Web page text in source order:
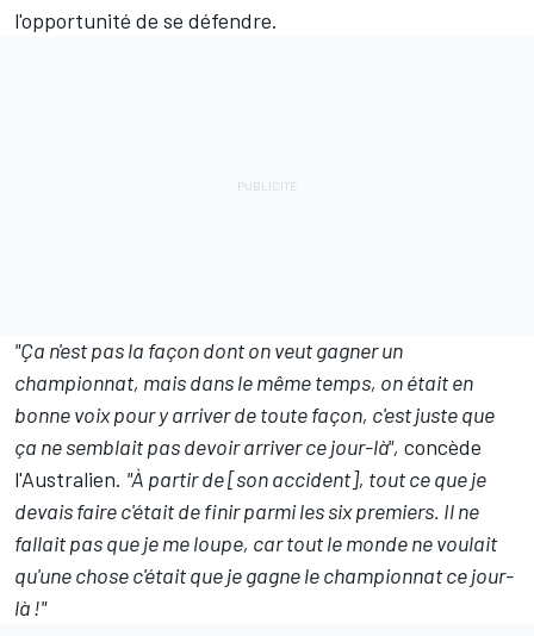
l'opportunité de se défendre.
"Ça n'est pas la façon dont on veut gagner un
championnat, mais dans le même temps, on était en
bonne voix pour y arriver de toute façon, c'est juste que
ça ne semblait pas devoir arriver ce jour-là", concède
l'Australien. "À partir de [son accident], tout ce que je
devais faire c'était de finir parmi les six premiers. Il ne
fallait pas que je me loupe, car tout le monde ne voulait
qu'une chose c'était que je gagne le championnat ce jour-
là !"